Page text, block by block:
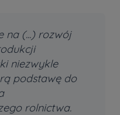
na (...) rozwój
niezwykle
podstawę do
rolnictwa.